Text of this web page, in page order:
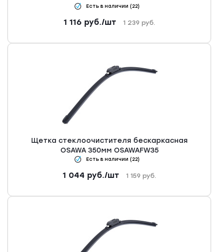
Есть в наличии (22)
1 116 руб./шт 1 239 руб.
Щетка стеклоочистителя бескаркасная
OSAWA 350мм OSAWAFW35
Есть в наличии (22)
1 044 руб./шт 1 159 руб.